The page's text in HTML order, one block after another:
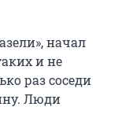
начал
и не
раз соседи
Люди